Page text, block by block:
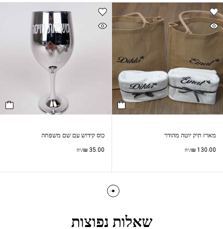
מארז תיק יוטה מהודר
₪ 130.00 /יח
כוס קידוש עם שם משפחה
₪35.00 /יח
שאלות נפוצות